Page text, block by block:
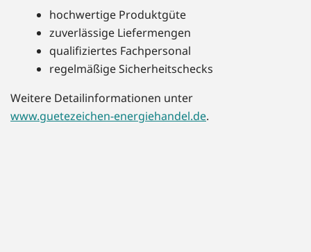
hochwertige Produktgüte
zuverlässige Liefermengen
qualifiziertes Fachpersonal
regelmäßige Sicherheitschecks
Weitere Detailinformationen unter
www.guetezeichen-energiehandel.de.